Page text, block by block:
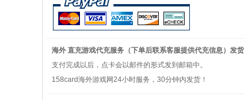
海外 直充游戏代充服务（下单后联系客服提供代充信息）发货
支付完成以后，点卡会以邮件的形式发到邮箱中。
158card海外游戏网24小时服务，30分钟内发货！